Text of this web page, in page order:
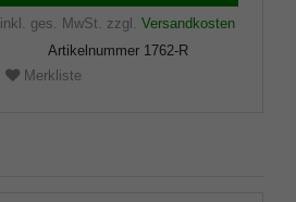
inkl. ges. MwSt. zzgl. Versandkosten
Artikelnummer 1762-R
Merkliste